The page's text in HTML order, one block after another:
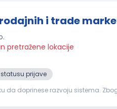
i trade
pretražene lokacije
prijave
da doprinese razvoju sistema.